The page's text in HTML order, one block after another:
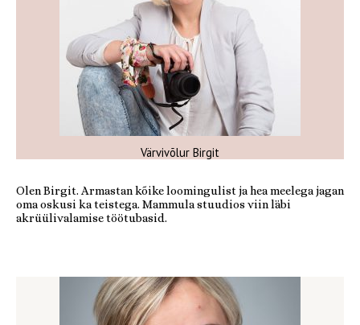
Värvivõlur Birgit
Olen Birgit. Armastan kõike loomingulist ja hea meelega jagan
oma oskusi ka teistega. Mammula stuudios viin läbi
akrüülivalamise töötubasid.